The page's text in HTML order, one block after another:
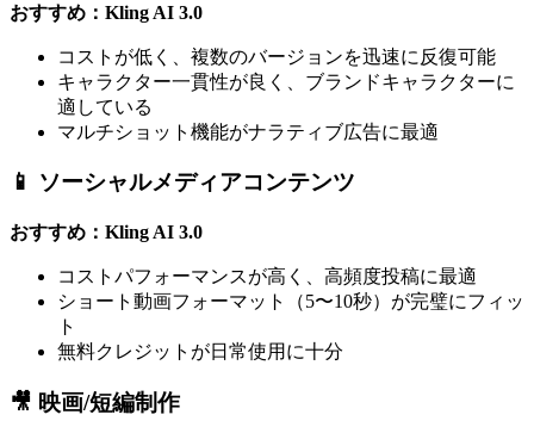
おすすめ：Kling AI 3.0
コストが低く、複数のバージョンを迅速に反復可能
キャラクター一貫性が良く、ブランドキャラクターに
適している
マルチショット機能がナラティブ広告に最適
📱 ソーシャルメディアコンテンツ
おすすめ：Kling AI 3.0
コストパフォーマンスが高く、高頻度投稿に最適
ショート動画フォーマット（5〜10秒）が完璧にフィッ
ト
無料クレジットが日常使用に十分
🎥 映画/短編制作